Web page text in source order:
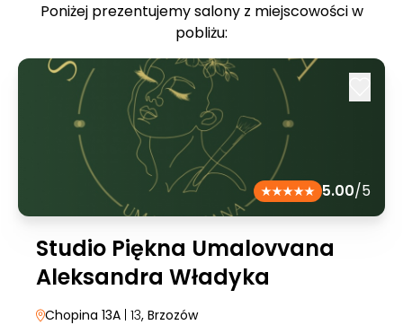
Poniżej prezentujemy salony z miejscowości w
pobliżu:
5.00/5
Studio Piękna Umalovvana
Aleksandra Władyka
Chopina 13A | 13, Brzozów